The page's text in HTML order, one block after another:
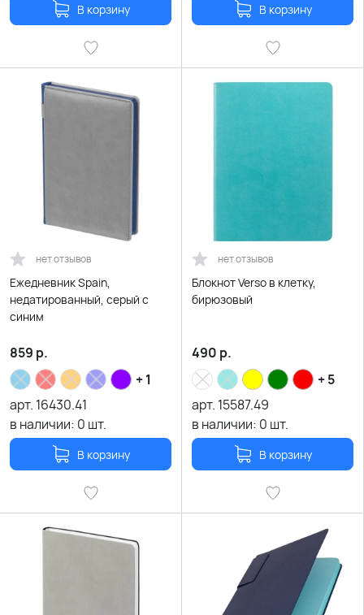
В корзину В корзину
нет отзывов
Ежедневник Spain,
недатированный, серый с
синим
859 р.
+ 1
арт. 16430.41
в наличии: 0 шт.
В корзину
нет отзывов
Блокнот Verso в клетку,
бирюзовый
490 р.
+ 5
арт. 15587.49
в наличии: 0 шт.
В корзину